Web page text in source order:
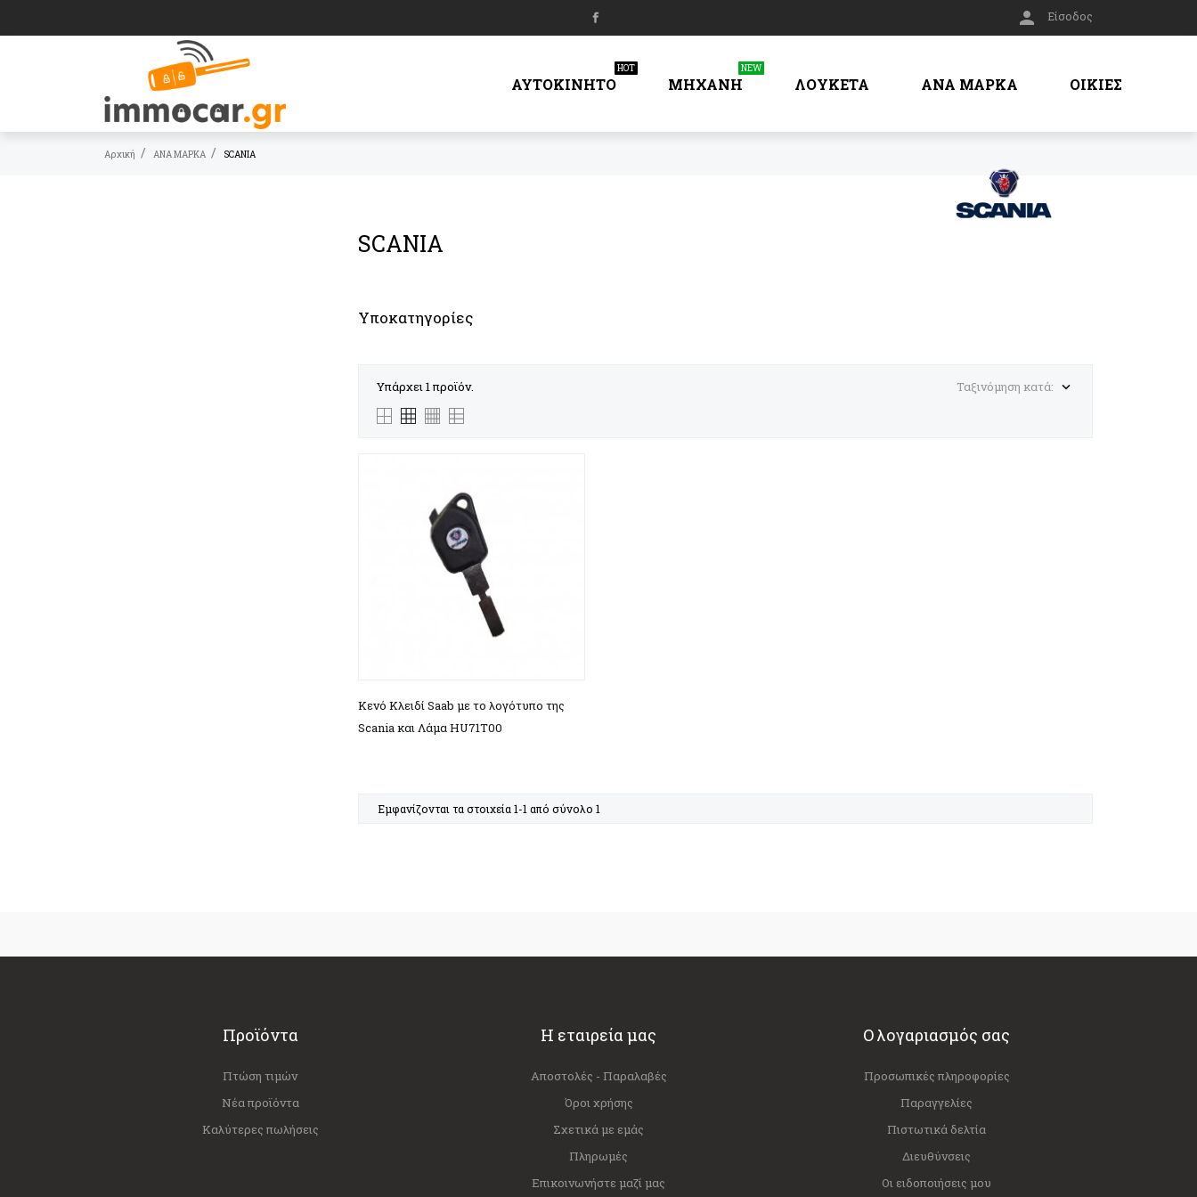
 Είσοδος
ΑΥΤΟΚΙΝΗΤΟ
HOT
ΜΗΧΑΝΗ
NEW
ΛΟΥΚΕΤΑ ΑΝΑ ΜΑΡΚΑ ΟΙΚΙΕΣ
Αρχική ΑΝΑ ΜΑΡΚΑ SCANIA
SCANIA
Υποκατηγορίες
Υπάρχει 1 προϊόν. Ταξινόμηση κατά: 
Γρήγορη προβολή
Κενό Κλειδί Saab με το λογότυπο της
Scania και Λάμα HU71T00
Εμφανίζονται τα στοιχεία 1-1 από σύνολο 1
Προϊόντα
Πτώση τιμών
Νέα προϊόντα
Καλύτερες πωλήσεις
Η εταιρεία μας
Αποστολές - Παραλαβές
Όροι χρήσης
Σχετικά με εμάς
Πληρωμές
Επικοινωνήστε μαζί μας
Ο λογαριασμός σας
Προσωπικές πληροφορίες
Παραγγελίες
Πιστωτικά δελτία
Διευθύνσεις
Οι ειδοποιήσεις μου